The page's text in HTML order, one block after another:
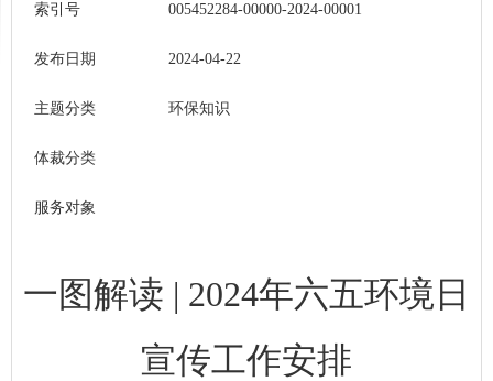
索引号 005452284-00000-2024-00001
发布日期 2024-04-22
主题分类 环保知识
体裁分类
服务对象
一图解读 | 2024年六五环境日
宣传工作安排